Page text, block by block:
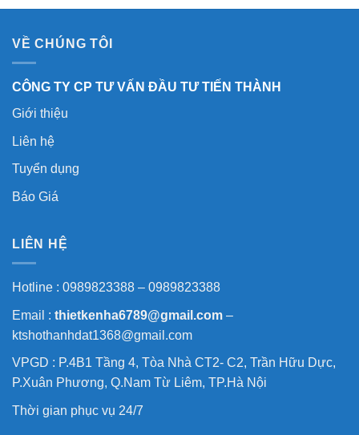
VỀ CHÚNG TÔI
CÔNG TY CP TƯ VẤN ĐẦU TƯ TIẾN THÀNH
Giới thiệu
Liên hệ
Tuyển dụng
Báo Giá
LIÊN HỆ
Hotline : 0989823388 – 0989823388
Email : thietkenha6789@gmail.com –
ktshothanhdat1368@gmail.com
VPGD : P.4B1 Tầng 4, Tòa Nhà CT2- C2, Trần Hữu Dực,
P.Xuân Phương, Q.Nam Từ Liêm, TP.Hà Nội
Thời gian phục vụ 24/7